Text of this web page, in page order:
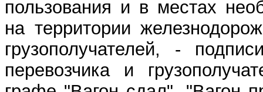
пользования и в местах
на территории
грузополучателей, -
перевозчика и